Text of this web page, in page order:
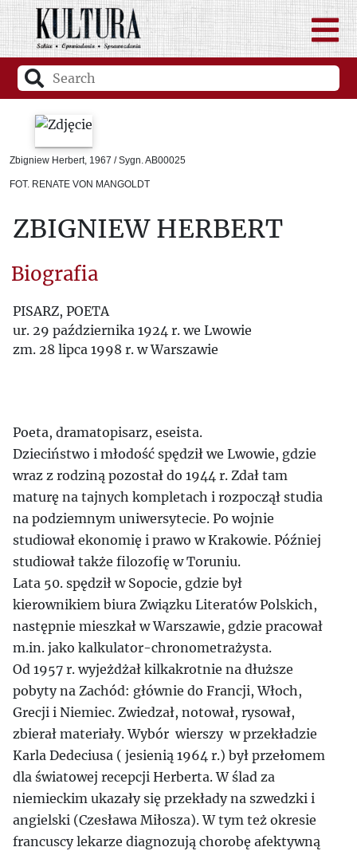
Zbigniew Herbert, 1967 / Sygn. AB00025
FOT. RENATE VON MANGOLDT
ZBIGNIEW HERBERT
Biografia
PISARZ, POETA
ur. 29 października 1924 r. we Lwowie
zm. 28 lipca 1998 r. w Warszawie
Poeta, dramatopisarz, eseista.
Dzieciństwo i młodość spędził we Lwowie, gdzie
wraz z rodziną pozostał do 1944 r. Zdał tam
maturę na tajnych kompletach i rozpoczął studia
na podziemnym uniwersytecie. Po wojnie
studiował ekonomię i prawo w Krakowie. Później
studiował także filozofię w Toruniu.
Lata 50. spędził w Sopocie, gdzie był
kierownikiem biura Związku Literatów Polskich,
następnie mieszkał w Warszawie, gdzie pracował
m.in. jako kalkulator-chronometrażysta.
Od 1957 r. wyjeżdżał kilkakrotnie na dłuższe
pobyty na Zachód: głównie do Francji, Włoch,
Grecji i Niemiec. Zwiedzał, notował, rysował,
zbierał materiały. Wybór wierszy w przekładzie
Karla Dedeciusa ( jesienią 1964 r.) był przełomem
dla światowej recepcji Herberta. W ślad za
niemieckim ukazały się przekłady na szwedzki i
angielski (Czesława Miłosza). W tym też okresie
francuscy lekarze diagnozują chorobę afektywną